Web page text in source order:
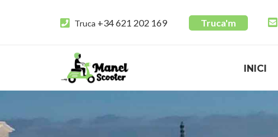
Truca +34 621 202 169 Truca'm
INICI